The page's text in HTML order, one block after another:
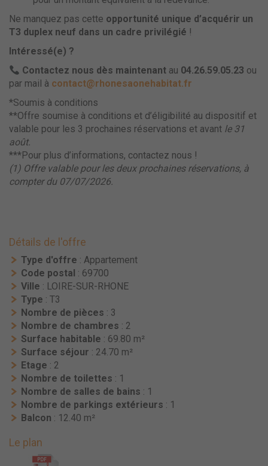
Ne manquez pas cette opportunité unique d’acquérir un
T3 duplex neuf dans un cadre privilégié !
Intéressé(e) ?
Contactez nous dès maintenant au 04.26.59.05.23 ou
par mail à contact@rhonesaonehabitat.fr
*Soumis à conditions
**Offre soumise à conditions et d’éligibilité au dispositif et
valable pour les 3 prochaines réservations et avant le 31
août.
***Pour plus d’informations, contactez nous !
(1) Offre valable pour les deux prochaines réservations, à
compter du 07/07/2026.
Détails de l'offre
Type d'offre : Appartement
Code postal : 69700
Ville : LOIRE-SUR-RHONE
Type : T3
Nombre de pièces : 3
Nombre de chambres : 2
Surface habitable : 69.80 m²
Surface séjour : 24.70 m²
Etage : 2
Nombre de toilettes : 1
Nombre de salles de bains : 1
Nombre de parkings extérieurs : 1
Balcon : 12.40 m²
Le plan